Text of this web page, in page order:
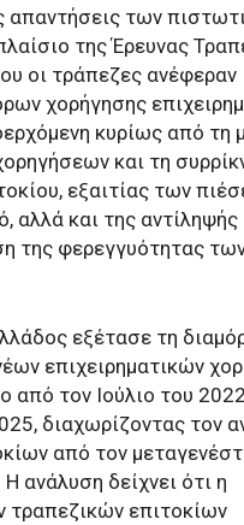
απαντήσεις των
της Έρευνας
οι τράπεζες ανέφεραν
χορήγησης
κυρίως από τη
και τη
εξαιτίας των
αλλά και της
της φερεγγυότητας
εξέτασε τη
επιχειρηματικών
από τον Ιούλιο του
διαχωρίζοντας τον
από τον
ανάλυση δείχνει ότι η
επιτοκίων